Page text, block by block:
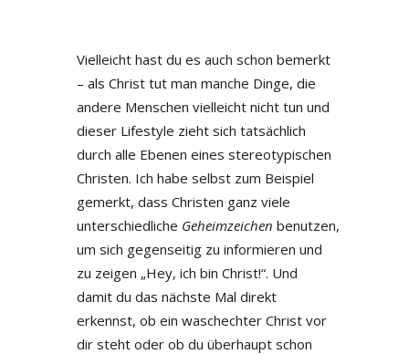
Vielleicht hast du es auch schon bemerkt
– als Christ tut man manche Dinge, die
andere Menschen vielleicht nicht tun und
dieser Lifestyle zieht sich tatsächlich
durch alle Ebenen eines stereotypischen
Christen. Ich habe selbst zum Beispiel
gemerkt, dass Christen ganz viele
unterschiedliche Geheimzeichen benutzen,
um sich gegenseitig zu informieren und
zu zeigen „Hey, ich bin Christ!“. Und
damit du das nächste Mal direkt
erkennst, ob ein waschechter Christ vor
dir steht oder ob du überhaupt schon